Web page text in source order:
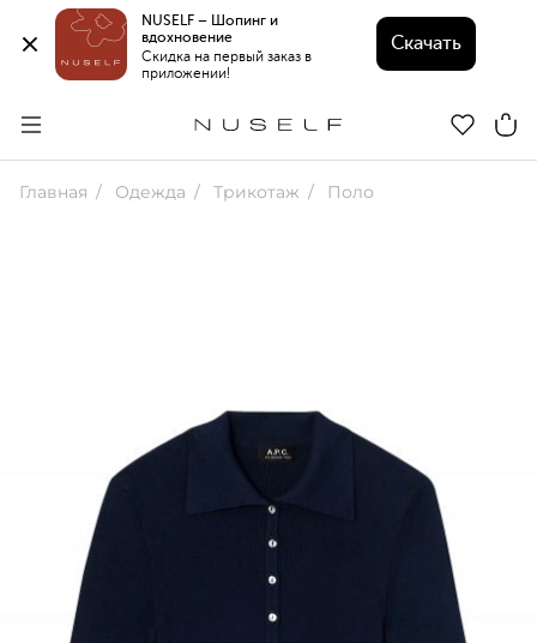
NUSELF – Шопинг и
вдохновение
Скидка на первый заказ в
приложении!
Скачать
Главная Одежда Трикотаж Поло